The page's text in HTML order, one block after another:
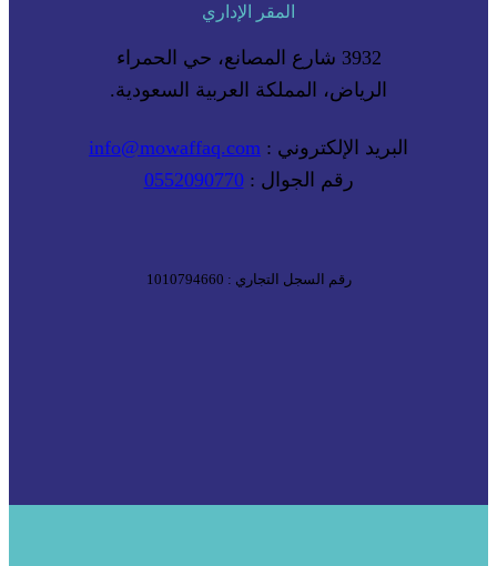
المقر الإداري
3932 شارع المصانع، حي الحمراء
الرياض، المملكة العربية السعودية.
البريد الإلكتروني : info@mowaffaq.com
رقم الجوال :0552090770
رقم السجل التجاري : 1010794660